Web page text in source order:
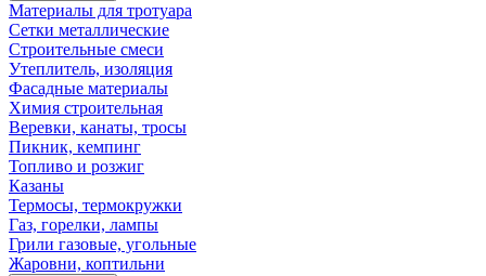
Материалы для тротуара
Сетки металлические
Строительные смеси
Утеплитель, изоляция
Фасадные материалы
Химия строительная
Веревки, канаты, тросы
Пикник, кемпинг
Топливо и розжиг
Казаны
Термосы, термокружки
Газ, горелки, лампы
Грили газовые, угольные
Жаровни, коптильни